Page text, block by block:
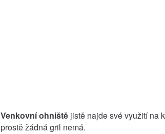
Venkovní ohniště jistě najde své využití na
prostě žádná gril nemá.